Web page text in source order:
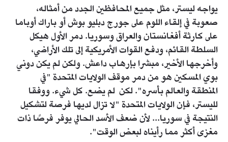
يواجه ليستر، مثل جميع المحافظين الجدد من أمثاله،
صعوبة في إلقاء اللوم على جورج دبليو بوش أو باراك أوباما
على كارثة أفغانستان والعراق وسوريا. دمر الأول هيكل
السلطة القائم، ودفع القوات الأمريكية إلى تلك الأراضي،
وأخرجها الأخير، مبشرا بإرهاب داعش. ولكن لم يكن دوني
بوي المسكين هو من دمر موقف الولايات المتحدة "في
المنطقة والعالم بأسره". لكن لم يضع. كل شيء. ووفقا
لليستر، فإن الولايات المتحدة "لا تزال لديها فرصة لتشكيل
النتيجة في سوريا... لأن ضعف الأسد الحالي يوفر فرصًا ذات
مغزى أكثر مما رأيناه لبعض الوقت".